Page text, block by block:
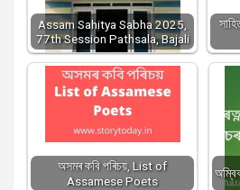
Assam Sahitya Sabha 2025,
77th Session Pathsala, Bajali
অসমৰ কবি পৰিচয়, List of
Assamese Poets